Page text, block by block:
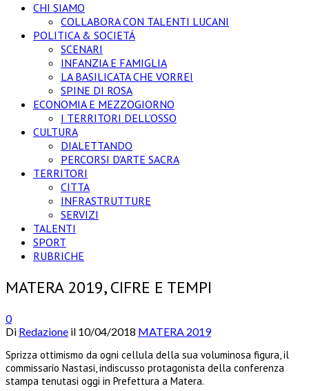
CHI SIAMO
COLLABORA CON TALENTI LUCANI
POLITICA & SOCIETÁ
SCENARI
INFANZIA E FAMIGLIA
LA BASILICATA CHE VORREI
SPINE DI ROSA
ECONOMIA E MEZZOGIORNO
I TERRITORI DELL’OSSO
CULTURA
DIALETTANDO
PERCORSI D’ARTE SACRA
TERRITORI
CITTA
INFRASTRUTTURE
SERVIZI
TALENTI
SPORT
RUBRICHE
MATERA 2019, CIFRE E TEMPI
0
Di Redazione il 10/04/2018 MATERA 2019
Sprizza ottimismo da ogni cellula della sua voluminosa figura, il
commissario Nastasi, indiscusso protagonista della conferenza
stampa tenutasi oggi in Prefettura a Matera.